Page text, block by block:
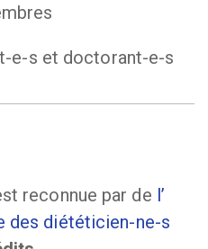
e-s et doctorant-e-s
reconnue par de l’
des diététicien-ne-s